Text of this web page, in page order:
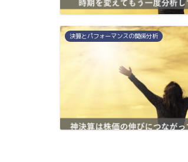
決算とパフォーマンスの関係分析